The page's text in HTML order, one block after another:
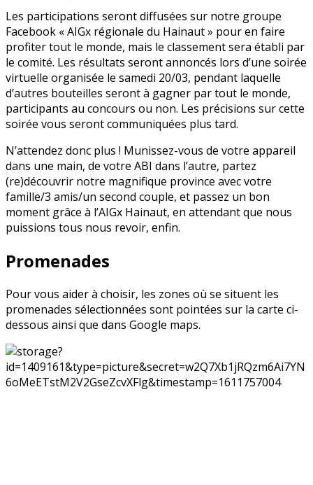
Les participations seront diffusées sur notre groupe
Facebook « AIGx régionale du Hainaut » pour en faire
profiter tout le monde, mais le classement sera établi par
le comité. Les résultats seront annoncés lors d’une soirée
virtuelle organisée le samedi 20/03, pendant laquelle
d’autres bouteilles seront à gagner par tout le monde,
participants au concours ou non. Les précisions sur cette
soirée vous seront communiquées plus tard.
N’attendez donc plus ! Munissez-vous de votre appareil
dans une main, de votre ABI dans l’autre, partez
(re)découvrir notre magnifique province avec votre
famille/3 amis/un second couple, et passez un bon
moment grâce à l’AIGx Hainaut, en attendant que nous
puissions tous nous revoir, enfin.
Promenades
Pour vous aider à choisir, les zones où se situent les
promenades sélectionnées sont pointées sur la carte ci-
dessous ainsi que dans Google maps.